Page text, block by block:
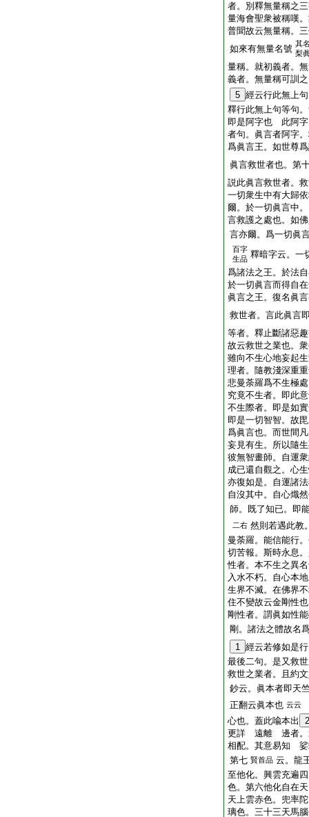
者。別釋無量稱之
量海會聖衆被稱嘆
普聞故云無量稱。
如來有無量名號 其
梨
量稱。就初義者。
義者。無量稱可訓之
5 經云行此無上句
釋行此無上句等句
即是阿字也 此阿字
者句。眞言者阿字
爲眞言王。如世尊
眞言救世者也。第
説此眞言救世者。
一切衆生中有大歸
爾。於一切眞言中
言救護之處也。如
言亦爾。爲一切眞
百字
生品 釋暗字云。一
爲諸法之王。於法
於一切眞言而得自
眞言之王。復名眞
救世者。言此眞言
等者。釋止斷諸惡
故云救世之業也。
雖向不生心地妄起
理者。隨教淺深重
悲曼荼羅爲不生極
究竟不生者。即此
不生際者。即是如
即是一切智智。故
爲眞言也。而世間
妄見有生。所以隨
彼無智畫師。自運
成已還自觀之。心
亦復如是。自運諸
自沒其中。自心熾
師。既了知已。即
二右 然則若遇此教
曼荼羅。能信能行
切苦報。斯時永息
性者。本不生之異
入水不朽。自心本
生界不滅。在佛界
住不變故云金剛性
剛性者。謂眞如性
剛。諸法之體故名
1 經云若修如是行
最後二句。是又救
救世之業者。且約
鈔云。眞本者即天
正翻云眞本也 云云
心也。蓋此喩本出
2
更詳 遠離 邊者。
相配。其意易知 娑
第七 賢首品 云。龍
至他化。興雲充遍
色。第六他化自在
天上雲赤色。兜率
璃色。三十三天馬